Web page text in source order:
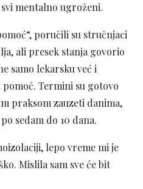
mentalno ugroženi.
poručili su stručnjaci
ali presek stanja govorio
samo lekarsku već i
Termini su gotovo
praksom zauzeti danima,
sedam do 10 dana.
lepo vreme mi je
Mislila sam sve će bit